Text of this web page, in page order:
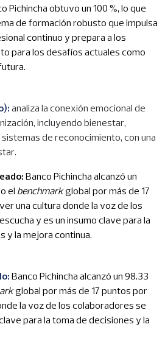
Pichincha obtuvo un 100 %, lo que
de formación robusto que impulsa
continuo y prepara a los
para los desafíos actuales como
analiza la conexión emocional de
incluyendo bienestar,
de reconocimiento, con una
Banco Pichincha alcanzó un
el benchmarkglobal por más de 17
una cultura donde la voz de los
y es un insumo clave para la
y la mejora continua.
Banco Pichincha alcanzó un 98.33
global por más de 17 puntos por
la voz de los colaboradores se
para la toma de decisiones y la